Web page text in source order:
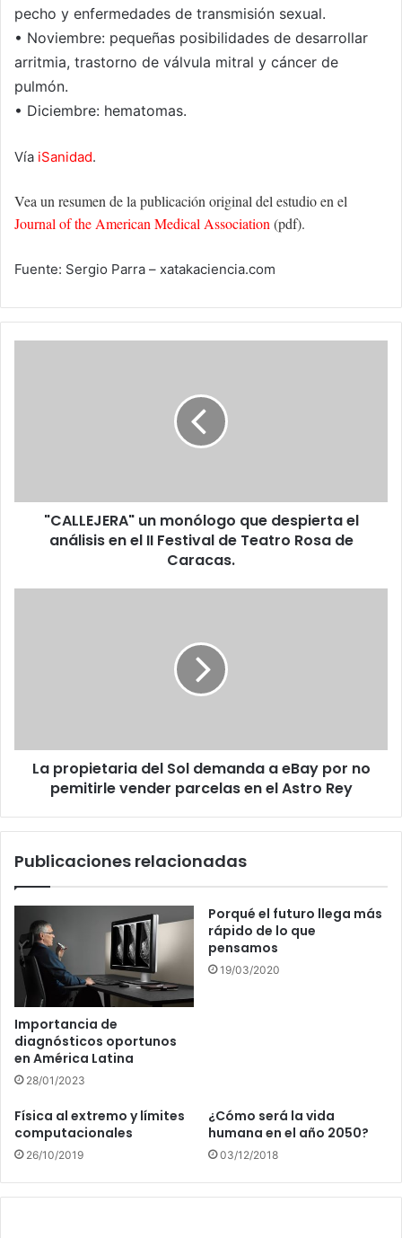
pecho y enfermedades de transmisión sexual.
• Noviembre: pequeñas posibilidades de desarrollar
arritmia, trastorno de válvula mitral y cáncer de
pulmón.
• Diciembre: hematomas.
Vía iSanidad.
Vea un resumen de la publicación original del estudio en el
Journal of the American Medical Association (pdf).
Fuente: Sergio Parra – xatakaciencia.com
el
Festival
"CALLEJERA" un monólogo que despierta el
análisis en el II Festival de Teatro Rosa de
Caracas.
no
pemitirle
vender
Astro
La propietaria del Sol demanda a eBay por no
pemitirle vender parcelas en el Astro Rey
Publicaciones relacionadas
Importancia de
diagnósticos oportunos
en América Latina
28/01/2023
Porqué el futuro llega más
rápido de lo que
pensamos
19/03/2020
Física al extremo y límites
computacionales
26/10/2019
¿Cómo será la vida
humana en el año 2050?
03/12/2018